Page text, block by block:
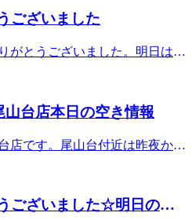
。☆。★。☆。★。☆。★。
本日の空き情報】本日はソ
ます！ご予約お待ちしておりま
化致しますのでご注意くださ
チ＆骨盤ストレッチ』をとり
のリラク系ボディケア♪マッサ
お身体リフレッシュ
り・腰痛＃骨盤ストレッチ＃ス
ございました
がとうございました。明日は12
チ＆骨盤ストレッチ』をとり入
リラク系ボディケア♪ ＃東急大
サージファンにも大人気 ＃肩
台店本日の空き情報
店です。尾山台付近は昨夜から
顔で皆さまのご来店をお待ちし
。☆。★。☆。★。☆。★。☆。
日の空き情報】本日はナカ
ございました☆明日のご